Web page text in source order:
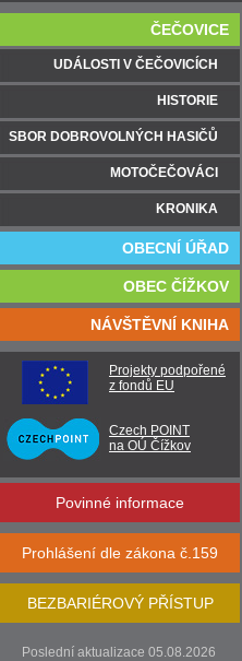
ČEČOVICE
UDÁLOSTI V ČEČOVICÍCH
HISTORIE
SBOR DOBROVOLNÝCH HASIČŮ
MOTOČEČOVÁCI
KRONIKA
OBECNÍ ÚŘAD
OBEC ČÍŽKOV
NÁVŠTĚVNÍ KNIHA
Projekty podpořené
z fondů EU
Czech POINT
na OÚ Čížkov
Povinné informace
Prohlášení dle zákona č.159
BEZBARIÉROVÝ PŘÍSTUP
Poslední aktualizace 05.08.2026